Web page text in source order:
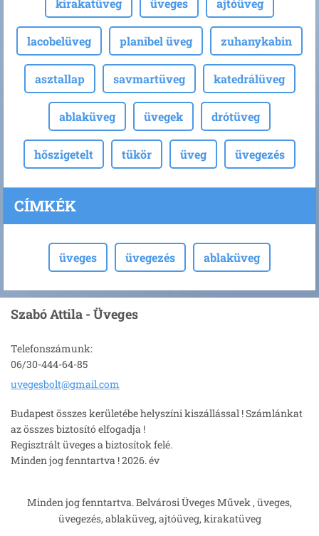
kirakatüveg üveges ajtóüveg
lacobelüveg planibel üveg zuhanykabin
asztallap savmartüveg katedrálüveg
ablaküveg üvegek drótüveg
hőszigetelt tükör üveg üvegezés
CÍMKÉK
üveges üvegezés ablaküveg
Szabó Attila - Üveges
Telefonszámunk:
06/30-444-64-85
uvegesbolt@gmail.com
Budapest összes kerületébe helyszíni kiszállással ! Számlánkat
az összes biztosító elfogadja !
Regisztrált üveges a biztosítok felé.
Minden jog fenntartva ! 2026. év
Minden jog fenntartva. Belvárosi Üveges Művek , üveges,
üvegezés, ablaküveg, ajtóüveg, kirakatüveg